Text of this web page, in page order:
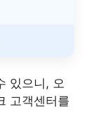
있으니, 오
고객센터를